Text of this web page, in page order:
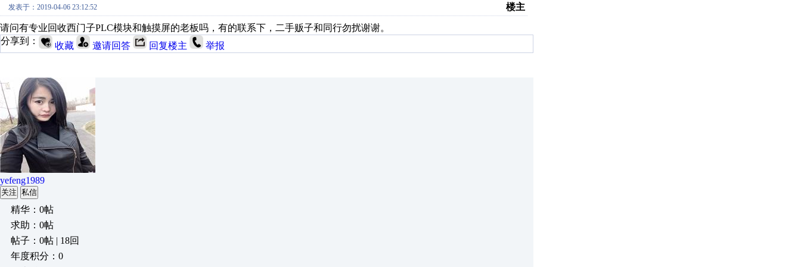
发表于：2019-04-06 23:12:52 楼主
请问有专业回收西门子PLC模块和触摸屏的老板吗，有的联系下，二手贩子和同行勿扰谢谢。
分享到：
收藏 邀请回答 回复楼主 举报
yefeng1989
关注 私信
精华：0帖
求助：0帖
帖子：0帖 | 18回
年度积分：0